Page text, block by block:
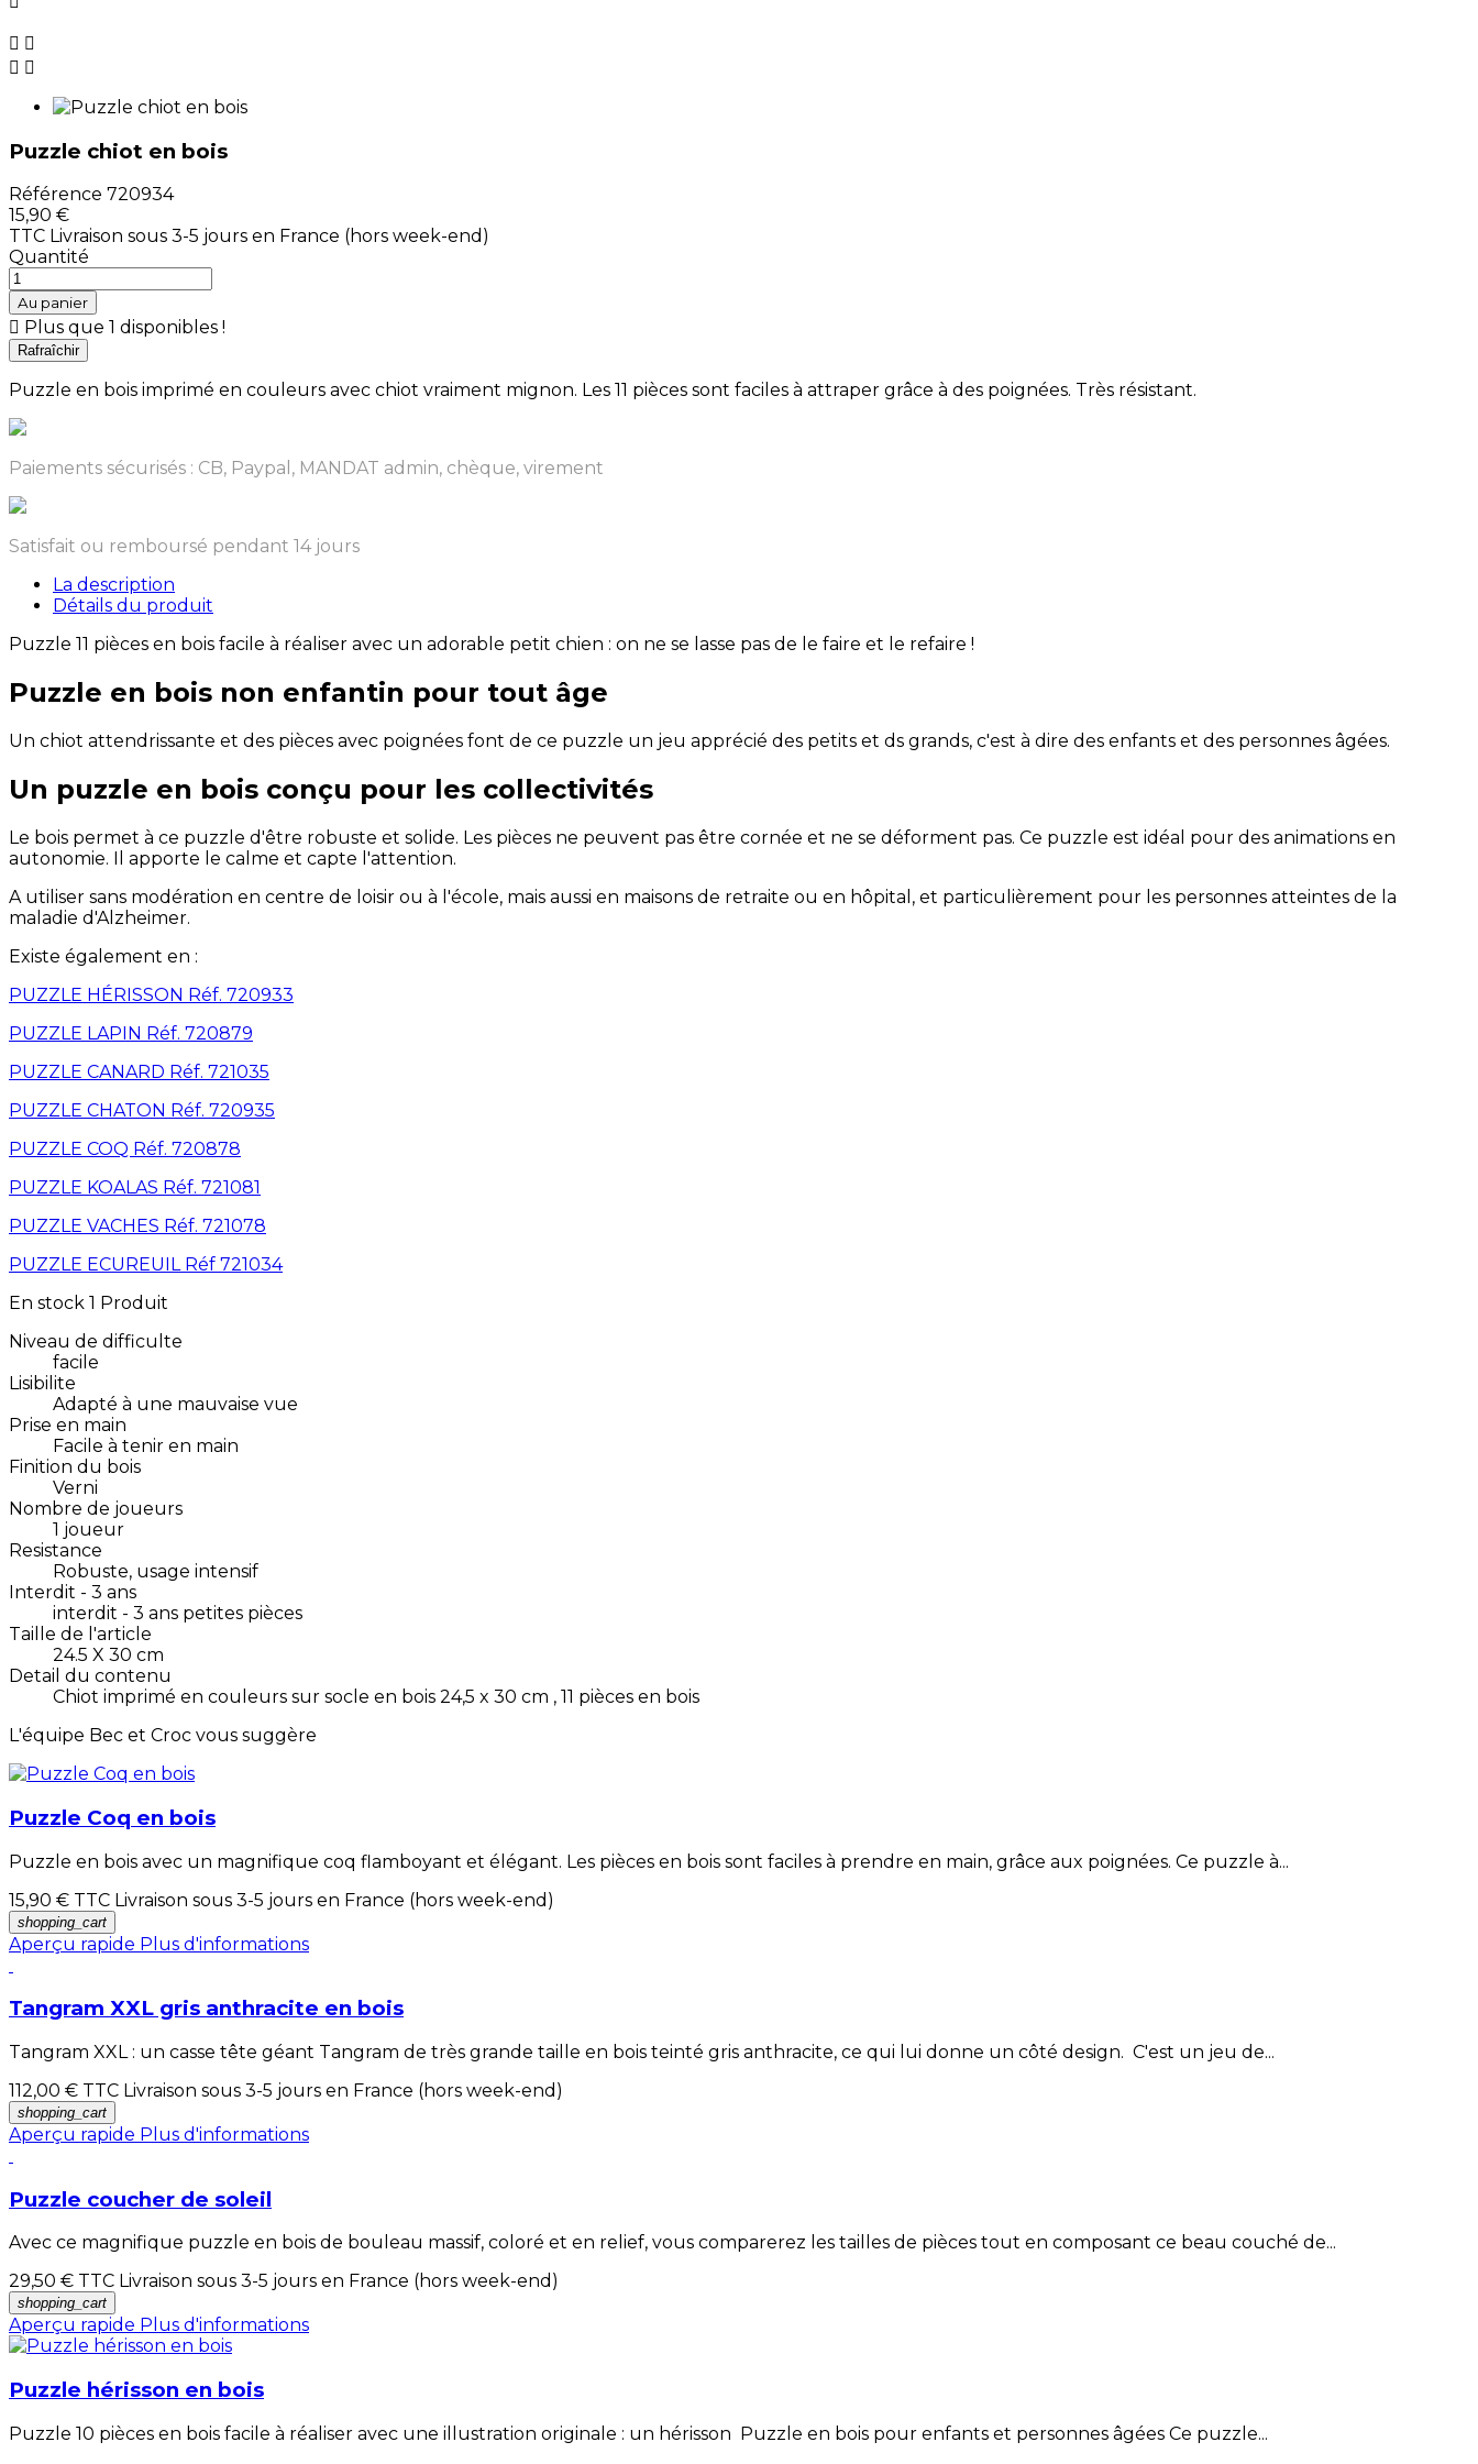
 
 
Puzzle chiot en bois
Référence 720934
15,90 €
TTC Livraison sous 3-5 jours en France (hors week-end)
Quantité
Au panier
 Plus que 1 disponibles !
Puzzle en bois imprimé en couleurs avec chiot vraiment mignon. Les 11 pièces sont faciles à attraper grâce à des poignées. Très résistant.
Paiements sécurisés : CB, Paypal, MANDAT admin, chèque, virement
Satisfait ou remboursé pendant 14 jours
La description
Détails du produit
Puzzle 11 pièces en bois facile à réaliser avec un adorable petit chien : on ne se lasse pas de le faire et le refaire !
Puzzle en bois non enfantin pour tout âge
Un chiot attendrissante et des pièces avec poignées font de ce puzzle un jeu apprécié des petits et ds grands, c'est à dire des enfants et des personnes âgées.
Un puzzle en bois conçu pour les collectivités
Le bois permet à ce puzzle d'être robuste et solide. Les pièces ne peuvent pas être cornée et ne se déforment pas. Ce puzzle est idéal pour des animations en
autonomie. Il apporte le calme et capte l'attention.
A utiliser sans modération en centre de loisir ou à l'école, mais aussi en maisons de retraite ou en hôpital, et particulièrement pour les personnes atteintes de la
maladie d'Alzheimer.
Existe également en :
PUZZLE HÉRISSON Réf. 720933
PUZZLE LAPIN Réf. 720879
PUZZLE CANARD Réf. 721035
PUZZLE CHATON Réf. 720935
PUZZLE COQ Réf. 720878
PUZZLE KOALAS Réf. 721081
PUZZLE VACHES Réf. 721078
PUZZLE ECUREUIL Réf 721034
En stock 1 Produit
Niveau de difficulte
facile
Lisibilite
Adapté à une mauvaise vue
Prise en main
Facile à tenir en main
Finition du bois
Verni
Nombre de joueurs
1 joueur
Resistance
Robuste, usage intensif
Interdit - 3 ans
interdit - 3 ans petites pièces
Taille de l'article
24.5 X 30 cm
Detail du contenu
Chiot imprimé en couleurs sur socle en bois 24,5 x 30 cm , 11 pièces en bois
L'équipe Bec et Croc vous suggère
Puzzle Coq en bois
Puzzle en bois avec un magnifique coq flamboyant et élégant. Les pièces en bois sont faciles à prendre en main, grâce aux poignées. Ce puzzle à...
15,90 € TTC Livraison sous 3-5 jours en France (hors week-end)
shopping_cart
Aperçu rapide Plus d'informations
Tangram XXL gris anthracite en bois
Tangram XXL : un casse tête géant Tangram de très grande taille en bois teinté gris anthracite, ce qui lui donne un côté design. C'est un jeu de...
112,00 € TTC Livraison sous 3-5 jours en France (hors week-end)
shopping_cart
Aperçu rapide Plus d'informations
Puzzle coucher de soleil
Avec ce magnifique puzzle en bois de bouleau massif, coloré et en relief, vous comparerez les tailles de pièces tout en composant ce beau couché de...
29,50 € TTC Livraison sous 3-5 jours en France (hors week-end)
shopping_cart
Aperçu rapide Plus d'informations
Puzzle hérisson en bois
Puzzle 10 pièces en bois facile à réaliser avec une illustration originale : un hérisson Puzzle en bois pour enfants et personnes âgées Ce puzzle...